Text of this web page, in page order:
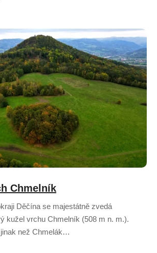
Chmelník
Děčína se majestátně zvedá
kužel vrchu Chmelník (508 m n. m.).
než Chmelák…